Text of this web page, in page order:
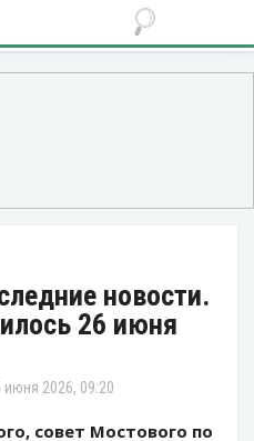
новости.
26 июня
июня 2026, 09:20
совет Мостового по